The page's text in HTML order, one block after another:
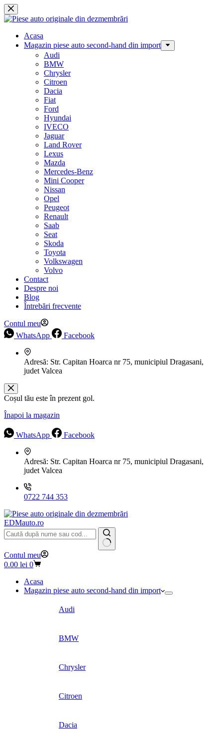
Sari
la
Acasa
Magazin piese auto second-hand din import
Audi
BMW
Chrysler
Citroen
Dacia
Fiat
Ford
Hyundai
IVECO
Jaguar
Land Rover
Lexus
Mazda
Mercedes-Benz
Mini Cooper
Nissan
Opel
Peugeot
Renault
Saab
Seat
Skoda
Toyota
Volkswagen
Volvo
Contact
Despre noi
Blog
Întrebări frecvente
Contul meu
WhatsApp
Facebook
Adresă: Str. Capitan Hoarca nr 75, municipiul Dragasani,
judet Valcea
Coșul tău este în prezent gol.
Înapoi la magazin
WhatsApp Facebook
Adresă: Str. Capitan Hoarca nr 75, municipiul Dragasani,
judet Valcea
0722 744 353
EDMauto.ro
Niciun
rezultat
Contul meu
Coș
cumpărături
0.00 lei 0
Acasa
Magazin piese auto second-hand din import
Audi
BMW
Chrysler
Citroen
Dacia